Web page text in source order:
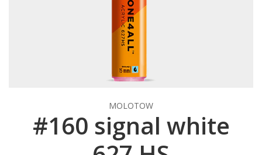
MOLOTOW
#160 signal white